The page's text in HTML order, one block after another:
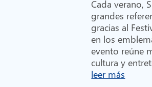
Cada verano,
grandes
gracias al
en los
evento reúne
cultura y
leer más